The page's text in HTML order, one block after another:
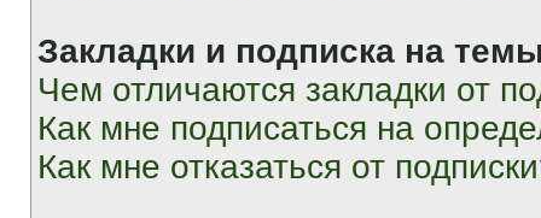
Закладки и подписка на
Чем отличаются закладки от
Как мне подписаться на
Как мне отказаться от